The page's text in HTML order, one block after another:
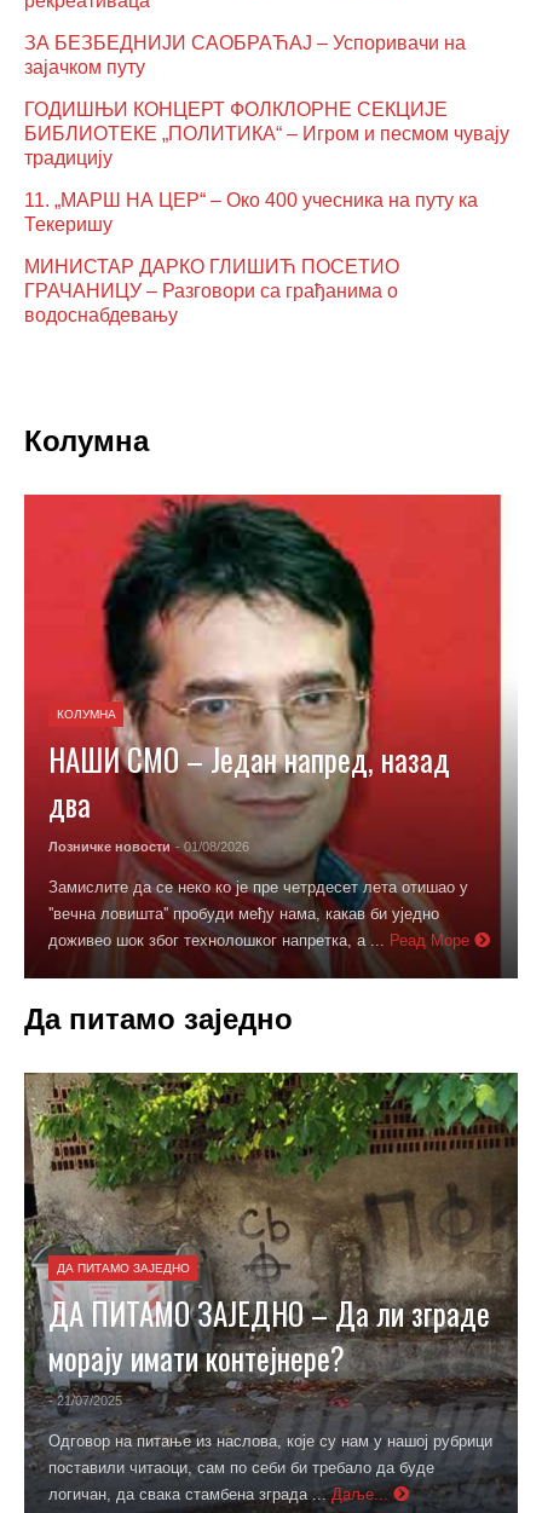
ЗА БЕЗБЕДНИЈИ САОБРАЋАЈ – Успоривачи на
зајачком путу
ГОДИШЊИ КОНЦЕРТ ФОЛКЛОРНЕ СЕКЦИЈЕ
БИБЛИОТЕКЕ „ПОЛИТИКА“ – Игром и песмом чувају
традицију
11. „МАРШ НА ЦЕР“ – Око 400 учесника на путу ка
Текеришу
МИНИСТАР ДАРКО ГЛИШИЋ ПОСЕТИО
ГРАЧАНИЦУ – Разговори са грађанима о
водоснабдевању
Колумна
КОЛУМНА
НАШИ СМО – Један напред, назад
два
Лозничке новости - 01/08/2026
Замислите да се неко ко је пре четрдесет лета отишао у
''вечна ловишта'' пробуди међу нама, какав би уједно
доживео шок због технолошког напретка, а ...
Реад Море
Да питамо заједно
ДА ПИТАМО ЗАЈЕДНО
ДА ПИТАМО ЗАЈЕДНО – Да ли зграде
морају имати контејнере?
- 21/07/2025
Одговор на питање из наслова, које су нам у нашој рубрици
поставили читаоци, сам по себи би требало да буде
логичан, да свака стамбена зграда ... Даље...